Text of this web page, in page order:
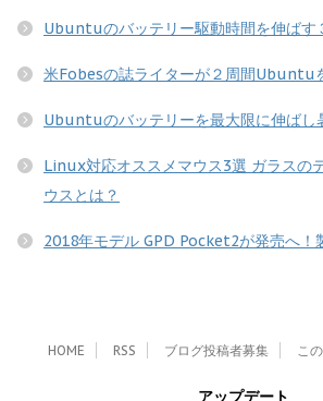
Ubuntuのバッテリー駆動時間を伸ばす
米Fobesの誌ライターが２周間Ubuntu
Ubuntuのバッテリーを最大限に伸ばし
Linux対応オススメマウス3選 ガラスの
ウスとは？
2018年モデル GPD Pocket2が発売へ！
HOME RSS ブログ投稿者募集 こ
アップデート